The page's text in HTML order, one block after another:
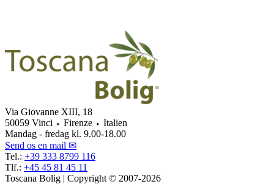
Via Giovanne XIII, 18
50059 Vinci ⬩ Firenze ⬩ Italien
Mandag - fredag kl. 9.00-18.00
Send os en mail ✉
Tel.: +39 333 8799 116
Tlf.: +45 45 81 45 11
Toscana Bolig | Copyright © 2007-2026